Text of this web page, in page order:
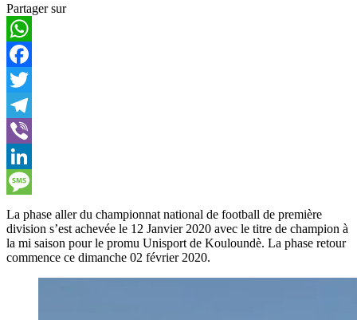
Partager sur
WhatsApp
Facebook
Twitter
Telegram
Viber
LinkedIn
Message
La phase aller du championnat national de football de première
division s’est achevée le 12 Janvier 2020 avec le titre de champion à
la mi saison pour le promu Unisport de Kouloundè. La phase retour
commence ce dimanche 02 février 2020.